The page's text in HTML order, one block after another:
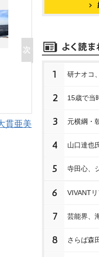
貫亜美
1 研ナオコ
2 15歳で当
3 元横綱・
4 山口達也
5 寺田心、
6 VIVANT
7 芸能界、
8 さらば森